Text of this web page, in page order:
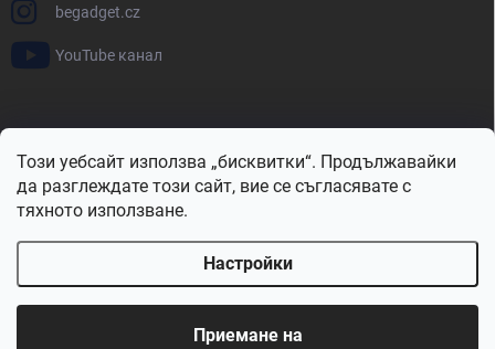
Този уебсайт използва „бисквитки“. Продължавайки
да разглеждате този сайт, вие се съгласявате с
тяхното използване.
Настройки
Приемане на
begadget.cz
YouTube канал
BeGadget.ro
BeGadget.pl BeGadget.hr BeGadget.si
Авторско право 2026Begadget.bg. Всички права запазени.
Редактиране на настройките за бисквитки